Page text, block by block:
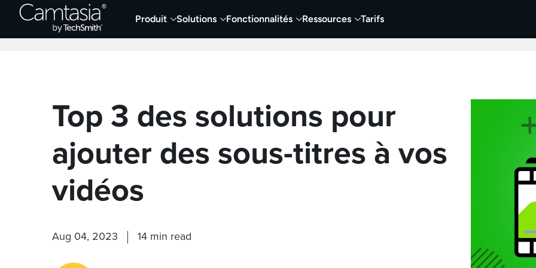
Passer
directement
Produit Solutions Fonctionnalités Ressources Tarifs
Derniers articles Capture et enregistrement vidéo Vidéo Visuels
Top 3 des solutions pour
ajouter des sous-titres à vos
vidéos
Aug 04, 2023 14 min read